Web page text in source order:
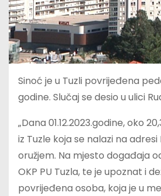
Sinoć je u Tuzli povrijeđena
godine. Slučaj se desio u ulici
„Dana 01.12.2023.godine, oko
iz Tuzle koja se nalazi na
oružjem. Na mjesto događaja
OKP PU Tuzla, te je upoznat i
povrijeđena osoba, koja je u